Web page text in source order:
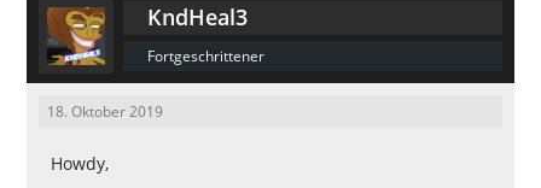
KndHeal3
Fortgeschrittener
18. Oktober 2019
Howdy,